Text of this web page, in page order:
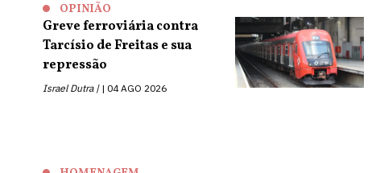
OPINIÃO
Greve ferroviária contra
Tarcísio de Freitas e sua
repressão
Israel Dutra | 04 AGO 2026